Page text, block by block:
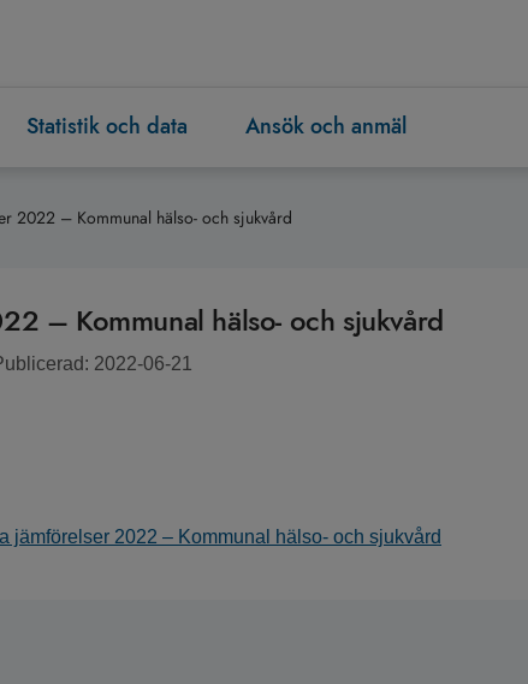
Statistik och data Ansök och anmäl
2022 – Kommunal hälso- och sjukvård
– Kommunal hälso- och sjukvård
2022-06-21
jämförelser 2022 – Kommunal hälso- och sjukvård